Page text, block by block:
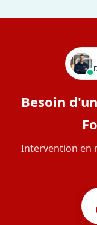
Besoin
Intervention en